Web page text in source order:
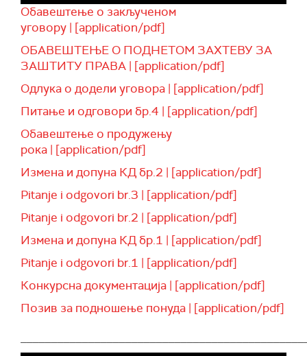
Обавештење о закљученом
уговору | [application/pdf]
ОБАВЕШТЕЊЕ О ПОДНЕТОМ ЗАХТЕВУ ЗА
ЗАШТИТУ ПРАВА | [application/pdf]
Одлука о додели уговора | [application/pdf]
Питање и одговори бр.4 | [application/pdf]
Обавештење о продужењу
рока | [application/pdf]
Измена и допуна КД бр.2 | [application/pdf]
Pitanje i odgovori br.3 | [application/pdf]
Pitanje i odgovori br.2 | [application/pdf]
Измена и допуна КД бр.1 | [application/pdf]
Pitanje i odgovori br.1 | [application/pdf]
Конкурсна документација | [application/pdf]
Позив за подношење понуда | [application/pdf]